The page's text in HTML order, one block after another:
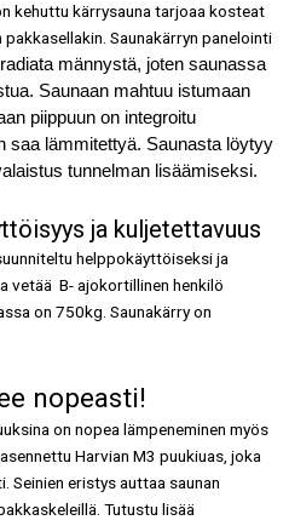
kehuttu kärrysauna tarjoaa kosteat
Saunakärryn panelointi
männystä, joten saunassa
Saunaan mahtuu istumaan
piippuun on integroitu
saa lämmitettyä. Saunasta löytyy
tunnelman lisäämiseksi.
ja kuljetettavuus
helppokäyttöiseksi ja
vetää B- ajokortillinen henkilö
on 750kg. Saunakärry on
nopeasti!
on nopea lämpeneminen myös
Harvian M3 puukiuas, joka
Seinien eristys auttaa saunan
Tutustu lisää